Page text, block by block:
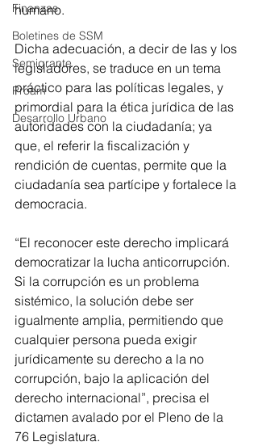
Finanzas
Boletines de SSM
Semigrante
Proam
Desarrollo Urbano
humano.
Dicha adecuación, a decir de las y los
legisladores, se traduce en un tema
práctico para las políticas legales, y
primordial para la ética jurídica de las
autoridades con la ciudadanía; ya
que, el referir la fiscalización y
rendición de cuentas, permite que la
ciudadanía sea partícipe y fortalece la
democracia.
“El reconocer este derecho implicará
democratizar la lucha anticorrupción.
Si la corrupción es un problema
sistémico, la solución debe ser
igualmente amplia, permitiendo que
cualquier persona pueda exigir
jurídicamente su derecho a la no
corrupción, bajo la aplicación del
derecho internacional”, precisa el
dictamen avalado por el Pleno de la
76 Legislatura.